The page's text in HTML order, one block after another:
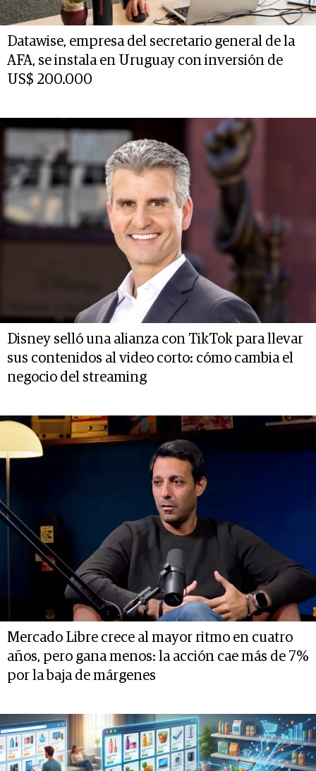
Datawise, empresa del secretario general de la
AFA, se instala en Uruguay con inversión de
US$ 200.000
Disney selló una alianza con TikTok para llevar
sus contenidos al video corto: cómo cambia el
negocio del streaming
Mercado Libre crece al mayor ritmo en cuatro
años, pero gana menos: la acción cae más de 7%
por la baja de márgenes